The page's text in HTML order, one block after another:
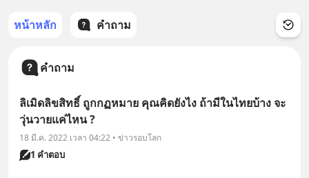
หน้าหลัก คำถาม
คำถาม
ลิเมิดลิขสิทธิ์ ถูกกฏหมาย คุณคิดยังไง ถ้ามีในไทยบ้าง จะ
วุ่นวายแค่ไหน ?
18 มี.ค. 2022 เวลา 04:22 • ข่าวรอบโลก
1 คำตอบ